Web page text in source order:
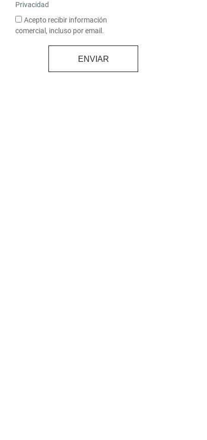
Privacidad
Acepto recibir información
comercial, incluso por email.
ENVIAR